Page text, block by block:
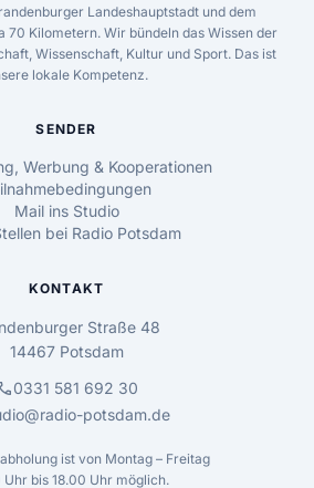
Landeshauptstadt und dem
70 Kilometern. Wir bündeln das Wissen der
Wissenschaft, Kultur und Sport. Das ist
lokale Kompetenz.
SENDER
Werbung & Kooperationen
Mail ins Studio
bei Radio Potsdam
KONTAKT
Straße 48
14467 Potsdam
0331 581 692 30
potsdam.de
ist von Montag – Freitag
bis 18.00 Uhr möglich.